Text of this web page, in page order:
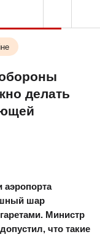
делать
аэропорта
шар
Министр
что такие